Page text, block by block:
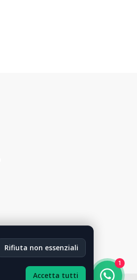
1
Rifiuta non essenziali
Accetta tutti